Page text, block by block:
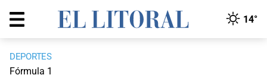
14°
DEPORTES
Fórmula 1